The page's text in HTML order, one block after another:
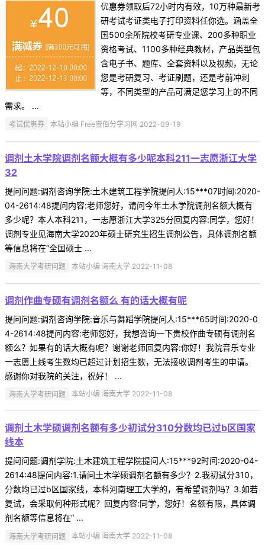
优惠券领取后72小时内有效，10万种最新考
研考试考证类电子打印资料任你选。涵盖全
国500余所院校考研专业课、200多种职业
资格考试、1100多种经典教材，产品类型包
含电子书、题库、全套资料以及视频，无论
您是考研复习、考证刷题，还是考前冲刺
等，不同类型的产品可满足您学习上的不同
需求。 ...
考试优惠券 本站小编 Free壹佰分学习网 2022-09-19
调剂土木学院调剂名额大概有多少呢本科211一志愿浙江大学
32
提问问题:调剂咨询学院:土木建筑工程学院提问人:15***07时间:2020-
04-2614:48提问内容:老师您好，请问今年土木学院调剂名额大概有
多少呢？本人本科211，一志愿浙江大学325分回复内容:同学，您好！
调剂专业见海南大学2020年硕士研究生招生调剂公告，具体调剂名额
等信息将在“全国硕士 ...
海南大学考研问题 本站小编 海南大学 2022-11-08
调剂作曲专硕有调剂名额么 有的话大概有呢
提问问题:调剂咨询学院:音乐与舞蹈学院提问人:15***65时间:2020-0
4-2614:48提问内容:老师您好，我想咨询一下贵校作曲专硕有调剂名
额么？如果有的话大概有呢？谢谢老师回复内容:你好！我院音乐专业
一志愿上线考生数均已超过计划招生数，无法接收调剂考生的申请。
感谢你对我院的关注，祝好！ ...
海南大学考研问题 本站小编 海南大学 2022-11-08
调剂土木学硕调剂名额有多少初试分310分数均已过b区国家
线本
提问问题:调剂学院:土木建筑工程学院提问人:15***92时间:2020-04-
2614:48提问内容:1.请问土木学硕调剂名额有多少？2.我初试分310，
分数均已过b区国家线，本科河南理工大学的，有希望调剂吗？3.如若
复试，会采取何种形式呢？回复内容:同学，您好！名额有限，具体调
剂名额等信息将在“ ...
海南大学考研问题 本站小编 海南大学 2022-11-08